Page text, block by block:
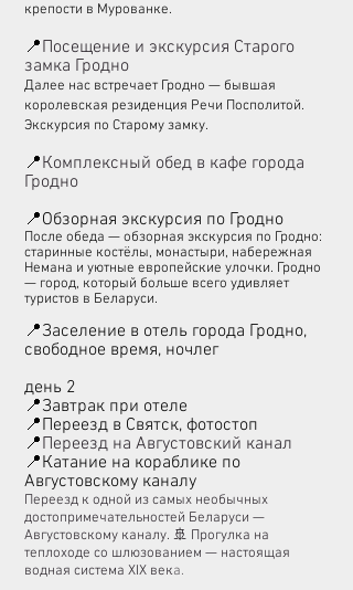
крепости в Мурованке.
📍Посещение и экскурсия Старого
замка Гродно
Далее нас встречает Гродно — бывшая
королевская резиденция Речи Посполитой.
Экскурсия по Старому замку.
📍Комплексный обед в кафе города
Гродно
📍Обзорная экскурсия по Гродно
После обеда — обзорная экскурсия по Гродно:
старинные костёлы, монастыри, набережная
Немана и уютные европейские улочки. Гродно
— город, который больше всего удивляет
туристов в Беларуси.
📍Заселение в отель города Гродно,
свободное время, ночлег
день 2
📍Завтрак при отеле
📍Переезд в Святск, фотостоп
📍Переезд на Августовский канал
📍Катание на кораблике по
Августовскому каналу
Переезд к одной из самых необычных
достопримечательностей Беларуси —
Августовскому каналу. 🚢 Прогулка на
теплоходе со шлюзованием — настоящая
водная система XIX века.